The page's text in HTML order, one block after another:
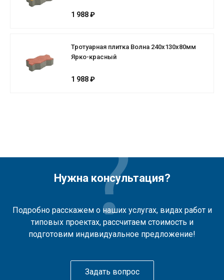
1 988 ₽
Тротуарная плитка Волна 240х130х80мм
Ярко-красный
1 988 ₽
Нужна консультация?
Подробно расскажем о наших услугах, видах работ и
типовых проектах, рассчитаем стоимость и
подготовим индивидуальное предложение!
Задать вопрос